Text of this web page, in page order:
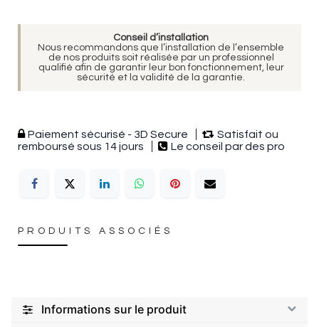
Conseil d’installation
Nous recommandons que l’installation de l’ensemble
de nos produits soit réalisée par un professionnel
qualifié afin de garantir leur bon fonctionnement, leur
sécurité et la validité de la garantie.
Paiement sécurisé - 3D Secure
Satisfait ou
remboursé sous 14 jours
Le conseil par des pro
PRODUITS ASSOCIÉS
Informations sur le produit